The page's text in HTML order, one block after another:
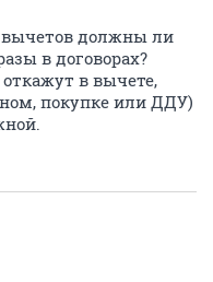
должны ли
в договорах?
в вычете,
покупке или ДДУ)